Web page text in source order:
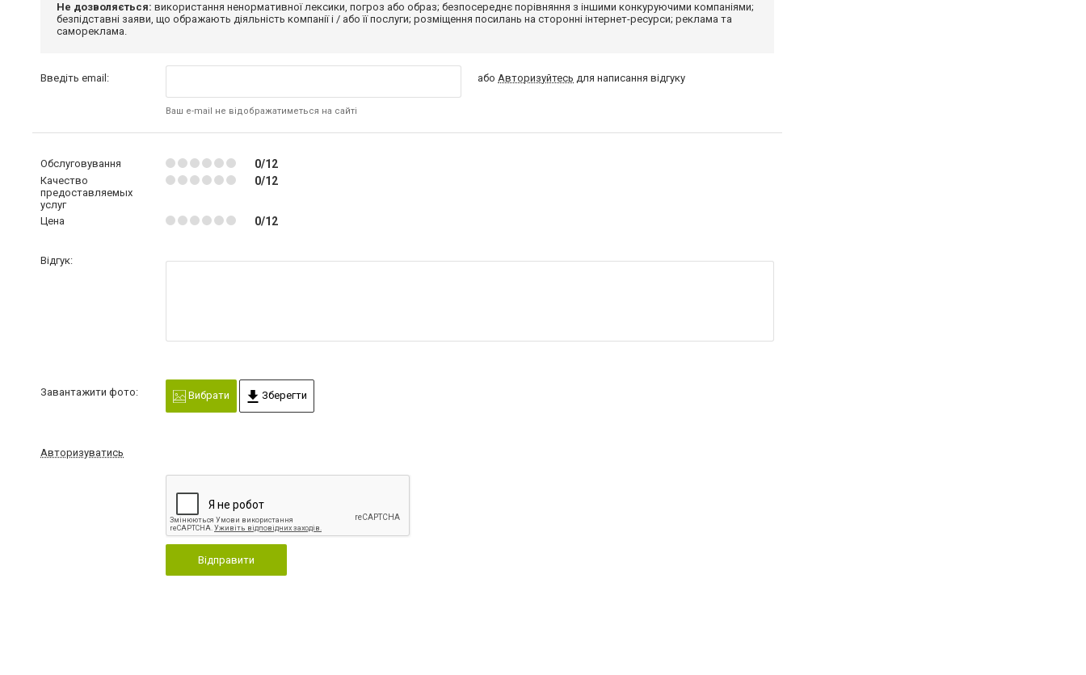
Не дозволяється: використання ненормативної лексики, погроз або образ; безпосереднє порівняння з іншими конкуруючими компаніями;
безпідставні заяви, що ображають діяльність компанії і / або її послуги; розміщення посилань на сторонні інтернет-ресурси; реклама та
самореклама.
Введіть email:
Ваш e-mail не відображатиметься на сайті
абоАвторизуйтесь для написання відгуку
Обслуговування 0/12
Качество
предоставляемых
услуг
0/12
Цена 0/12
Відгук:
Завантажити фото: Вибрати Зберегти
Авторизуватись
Відправити